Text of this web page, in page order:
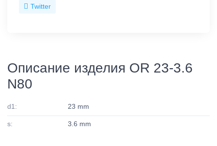
Twitter
Описание изделия OR 23-3.6
N80
d1: 23 mm
s: 3.6 mm